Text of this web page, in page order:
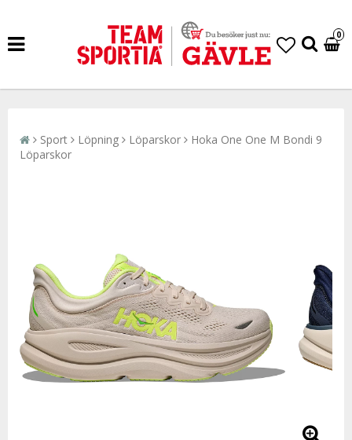
0
Sport Löpning Löparskor
Hoka One One M Bondi 9
Löparskor